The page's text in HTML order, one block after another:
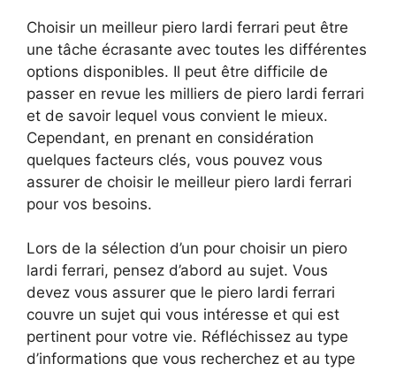
Choisir un meilleur piero lardi ferrari peut être
une tâche écrasante avec toutes les différentes
options disponibles. Il peut être difficile de
passer en revue les milliers de piero lardi ferrari
et de savoir lequel vous convient le mieux.
Cependant, en prenant en considération
quelques facteurs clés, vous pouvez vous
assurer de choisir le meilleur piero lardi ferrari
pour vos besoins.
Lors de la sélection d’un pour choisir un piero
lardi ferrari, pensez d’abord au sujet. Vous
devez vous assurer que le piero lardi ferrari
couvre un sujet qui vous intéresse et qui est
pertinent pour votre vie. Réfléchissez au type
d’informations que vous recherchez et au type